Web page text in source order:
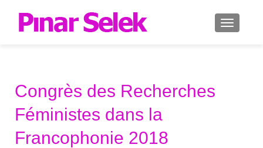
Congrès des Recherches
Féministes dans la
Francophonie 2018